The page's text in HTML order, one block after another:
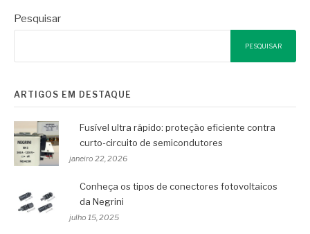
Pesquisar
PESQUISAR
ARTIGOS EM DESTAQUE
Fusível ultra rápido: proteção eficiente contra
curto-circuito de semicondutores
janeiro 22, 2026
Conheça os tipos de conectores fotovoltaicos
da Negrini
julho 15, 2025